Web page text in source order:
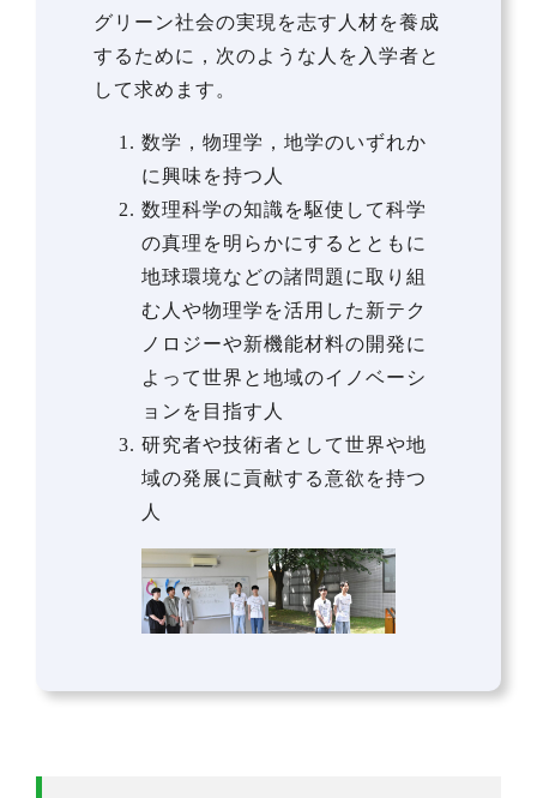
グリーン社会の実現を志す人材を養成
するために，次のような人を入学者と
して求めます。
数学，物理学，地学のいずれか
に興味を持つ人
数理科学の知識を駆使して科学
の真理を明らかにするとともに
地球環境などの諸問題に取り組
む人や物理学を活用した新テク
ノロジーや新機能材料の開発に
よって世界と地域のイノベーシ
ョンを目指す人
研究者や技術者として世界や地
域の発展に貢献する意欲を持つ
人